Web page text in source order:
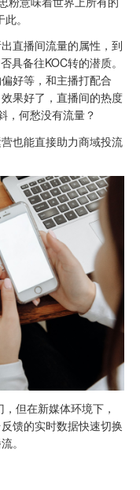
。
直播间流量的属性，到
具备往KOC转的潜质。
好等，和主播打配合
果好了，直播间的热度
，何愁没有流量？
也能直接助力商域投流
但在新媒体环境下，
馈的实时数据快速切换
。